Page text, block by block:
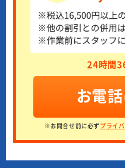
24時間
お電
※お問合せ前に必ずプライ